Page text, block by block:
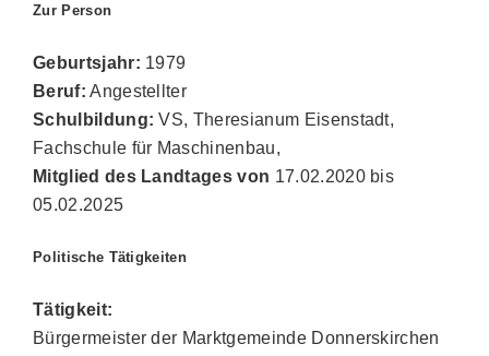
Zur Person
Geburtsjahr: 1979
Beruf: Angestellter
Schulbildung: VS, Theresianum Eisenstadt,
Fachschule für Maschinenbau,
Mitglied des Landtages von 17.02.2020 bis
05.02.2025
Politische Tätigkeiten
Tätigkeit:
Bürgermeister der Marktgemeinde Donnerskirchen